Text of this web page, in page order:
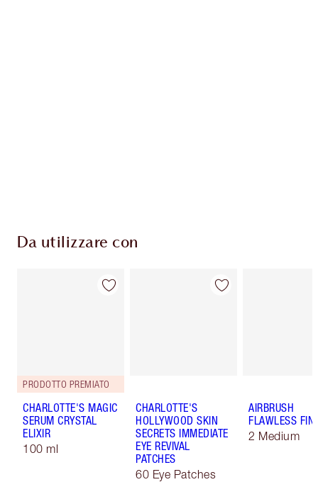
Da utilizzare con
PRODOTTO PREMIATO
CHARLOTTE'S MAGIC
SERUM CRYSTAL
ELIXIR
100 ml
CHARLOTTE'S
HOLLYWOOD SKIN
SECRETS IMMEDIATE
EYE REVIVAL
PATCHES
60 Eye Patches
AIRBRUSH
FLAWLESS
2 Medium